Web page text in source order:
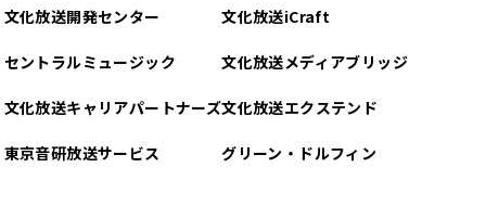
文化放送開発センター
セントラルミュージック
文化放送キャリアパートナーズ
東京音研放送サービス
文化放送iCraft
文化放送メディアブリッジ
文化放送エクステンド
グリーン・ドルフィン